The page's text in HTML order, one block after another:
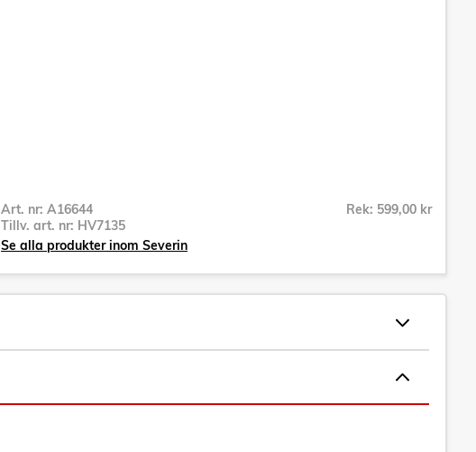
Art. nr: A16644
Tillv. art. nr: HV7135
Rek: 599,00 kr
Se alla produkter inom Severin